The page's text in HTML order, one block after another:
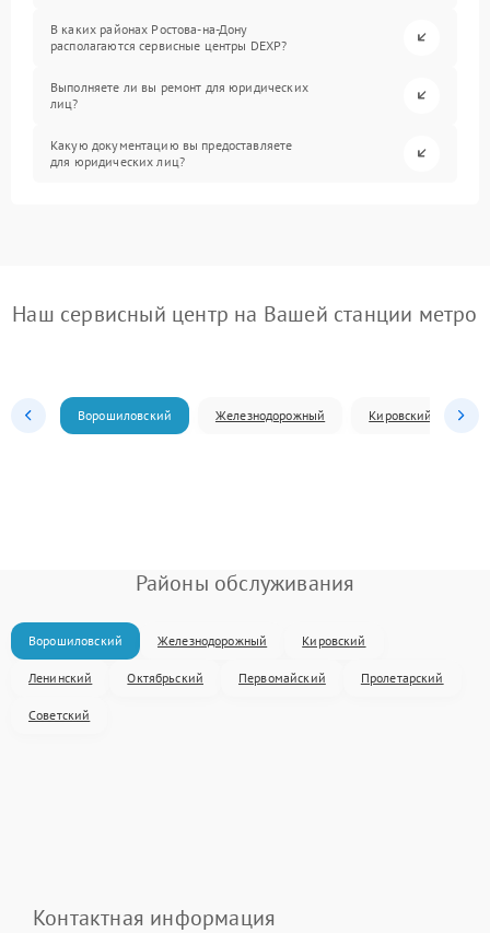
В каких районах Ростова-на-Дону
располагаются сервисные центры DEXP?
Выполняете ли вы ремонт для юридических
лиц?
Какую документацию вы предоставляете
для юридических лиц?
Наш сервисный центр на Вашей станции метро
Ворошиловский Железнодорожный Кировский
Районы обслуживания
Ворошиловский Железнодорожный Кировский
Ленинский Октябрьский Первомайский Пролетарский
Советский
Контактная информация